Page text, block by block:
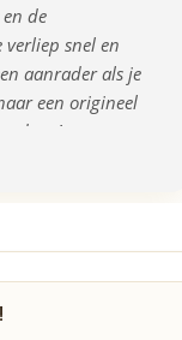
de
snel en
aanrader als je
een origineel